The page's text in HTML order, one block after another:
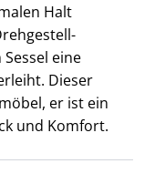
Halt
eine
Dieser
er ist ein
und Komfort.